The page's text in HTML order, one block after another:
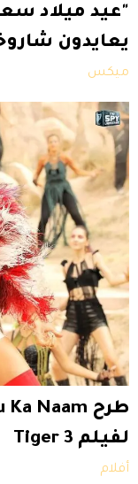
"عيد ميلاد
يعايدون
ميكس
لفيلم Tiger 3
أفلام